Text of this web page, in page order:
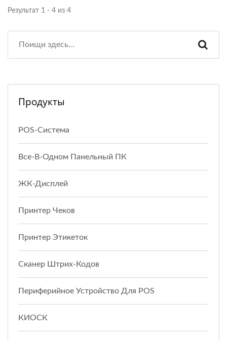
Результат 1 - 4 из 4
Продукты
POS-Система
Все-В-Одном Панельный ПК
ЖК-Дисплей
Принтер Чеков
Принтер Этикеток
Сканер Штрих-Кодов
Периферийное Устройство Для POS
КИОСК